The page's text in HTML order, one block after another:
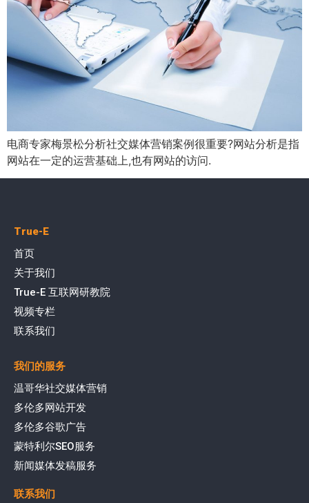
电商专家梅景松分析社交媒体营销案例很重要?网站分析是指
网站在一定的运营基础上,也有网站的访问.
True-E
首页
关于我们
True-E 互联网研教院
视频专栏
联系我们
我们的服务
温哥华社交媒体营销
多伦多网站开发
多伦多谷歌广告
蒙特利尔SEO服务
新闻媒体发稿服务
联系我们